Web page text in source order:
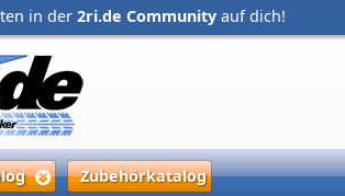
in der 2ri.de Community auf dich!
Zubehörkatalog